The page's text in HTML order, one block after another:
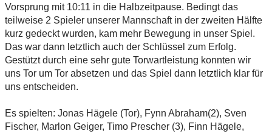
Vorsprung mit 10:11 in die Halbzeitpause. Bedingt das
teilweise 2 Spieler unserer Mannschaft in der zweiten Hälfte
kurz gedeckt wurden, kam mehr Bewegung in unser Spiel.
Das war dann letztlich auch der Schlüssel zum Erfolg.
Gestützt durch eine sehr gute Torwartleistung konnten wir
uns Tor um Tor absetzen und das Spiel dann letztlich klar für
uns entscheiden.
Es spielten: Jonas Hägele (Tor), Fynn Abraham(2), Sven
Fischer, Marlon Geiger, Timo Prescher (3), Finn Hägele,